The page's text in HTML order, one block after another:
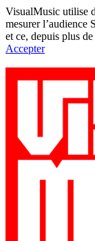
VisualMusic utilise
mesurer l’audience
et ce, depuis plus
Accepter